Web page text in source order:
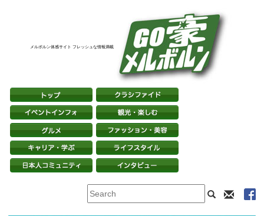
メルボルン体感サイト フレッシュな情報満載